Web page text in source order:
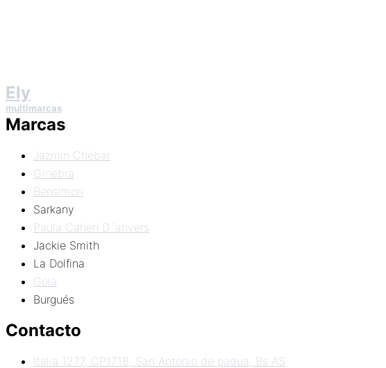
Ely
multimarcas
Marcas
Jazmin Chebar
Ginebra
Bensimon
Sarkany
Paula Cahen D´anvers
Jackie Smith
La Dolfina
Gola
Burgués
Contacto
Italia 1277, CP1718, San Antonio de padua, Bs AS